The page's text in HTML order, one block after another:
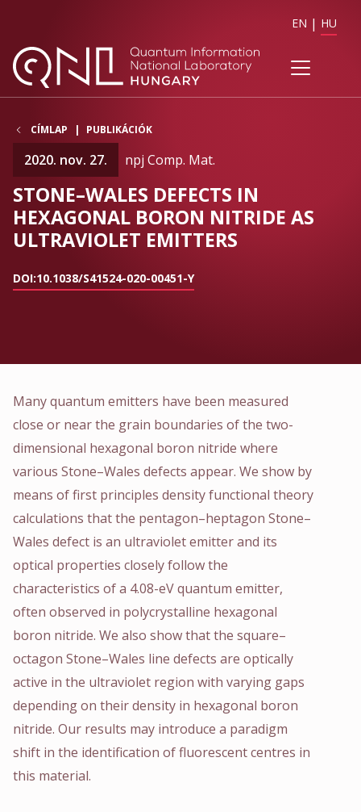
EN HU
CÍMLAP PUBLIKÁCIÓK
2020. nov. 27. npj Comp. Mat.
STONE–WALES DEFECTS IN
HEXAGONAL BORON NITRIDE AS
ULTRAVIOLET EMITTERS
DOI:10.1038/S41524-020-00451-Y
Many quantum emitters have been measured
close or near the grain boundaries of the two-
dimensional hexagonal boron nitride where
various Stone–Wales defects appear. We show by
means of first principles density functional theory
calculations that the pentagon–heptagon Stone–
Wales defect is an ultraviolet emitter and its
optical properties closely follow the
characteristics of a 4.08-eV quantum emitter,
often observed in polycrystalline hexagonal
boron nitride. We also show that the square–
octagon Stone–Wales line defects are optically
active in the ultraviolet region with varying gaps
depending on their density in hexagonal boron
nitride. Our results may introduce a paradigm
shift in the identification of fluorescent centres in
this material.